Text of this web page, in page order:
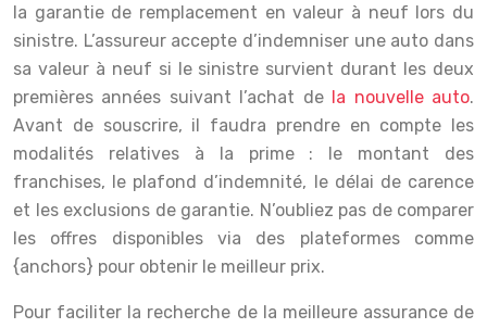
la garantie de remplacement en valeur à neuf lors du
sinistre. L’assureur accepte d’indemniser une auto dans
sa valeur à neuf si le sinistre survient durant les deux
premières années suivant l’achat de la nouvelle auto.
Avant de souscrire, il faudra prendre en compte les
modalités relatives à la prime : le montant des
franchises, le plafond d’indemnité, le délai de carence
et les exclusions de garantie. N’oubliez pas de comparer
les offres disponibles via des plateformes comme
{anchors} pour obtenir le meilleur prix.
Pour faciliter la recherche de la meilleure assurance de